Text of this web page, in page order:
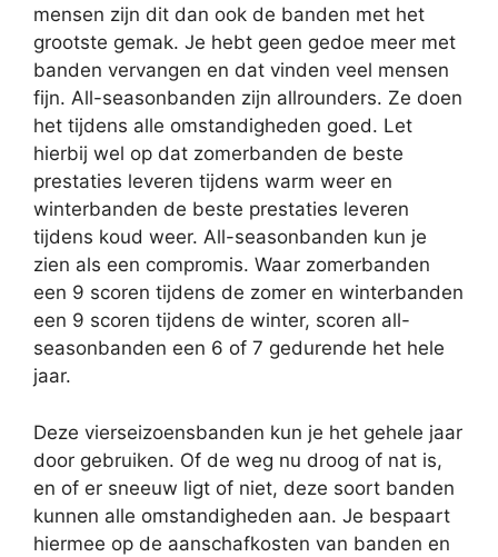
mensen zijn dit dan ook de banden met het
grootste gemak. Je hebt geen gedoe meer met
banden vervangen en dat vinden veel mensen
fijn. All-seasonbanden zijn allrounders. Ze doen
het tijdens alle omstandigheden goed. Let
hierbij wel op dat zomerbanden de beste
prestaties leveren tijdens warm weer en
winterbanden de beste prestaties leveren
tijdens koud weer. All-seasonbanden kun je
zien als een compromis. Waar zomerbanden
een 9 scoren tijdens de zomer en winterbanden
een 9 scoren tijdens de winter, scoren all-
seasonbanden een 6 of 7 gedurende het hele
jaar.
Deze vierseizoensbanden kun je het gehele jaar
door gebruiken. Of de weg nu droog of nat is,
en of er sneeuw ligt of niet, deze soort banden
kunnen alle omstandigheden aan. Je bespaart
hiermee op de aanschafkosten van banden en